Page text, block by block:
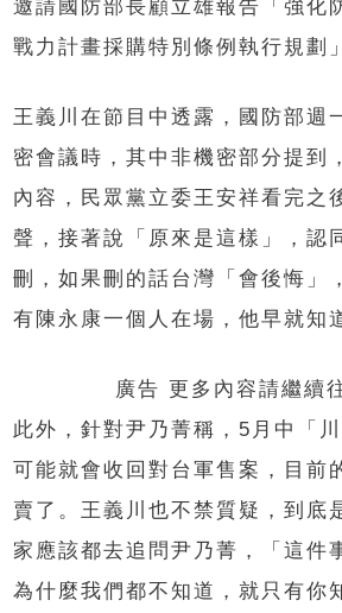
邀請國防部長顧立雄報告「強化
戰力計畫採購特別條例執行規劃
王義川在節目中透露，國防部週
密會議時，其中非機密部分提到
內容，民眾黨立委王安祥看完之
聲，接著說「原來是這樣」，認
刪，如果刪的話台灣「會後悔」
有陳永康一個人在場，他早就知
廣告 更多內容請繼續
此外，針對尹乃菁稱，5月中「
可能就會收回對台軍售案，目前
賣了。王義川也不禁質疑，到底
家應該都去追問尹乃菁，「這件
為什麼我們都不知道，就只有你